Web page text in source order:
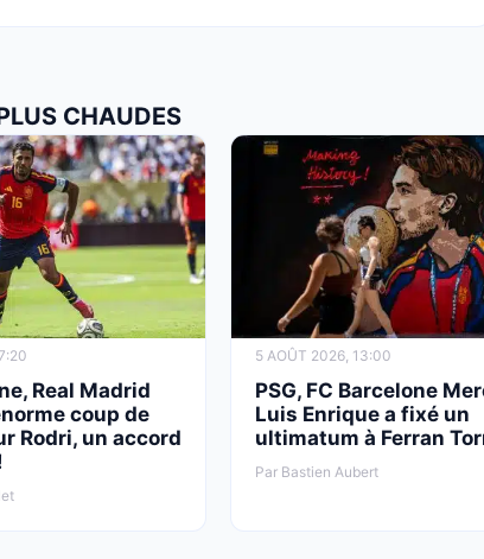
CHAUDES
Real Madrid
coup de
Rodri, un accord
5 AOÛT 2026, 13:00
PSG, FC Barcelone
Luis Enrique a fixé un
ultimatum à Ferran
Par Bastien Aubert